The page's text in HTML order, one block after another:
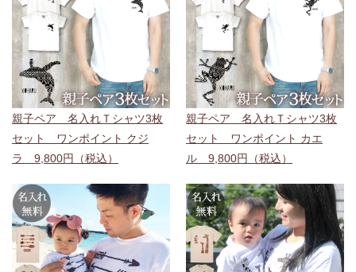
親子ペア 名入れＴシャツ3枚
セット ワンポイント クジ
ラ 9,800円（税込）
親子ペア 名入れＴシャツ3枚
セット ワンポイント カエ
ル 9,800円（税込）